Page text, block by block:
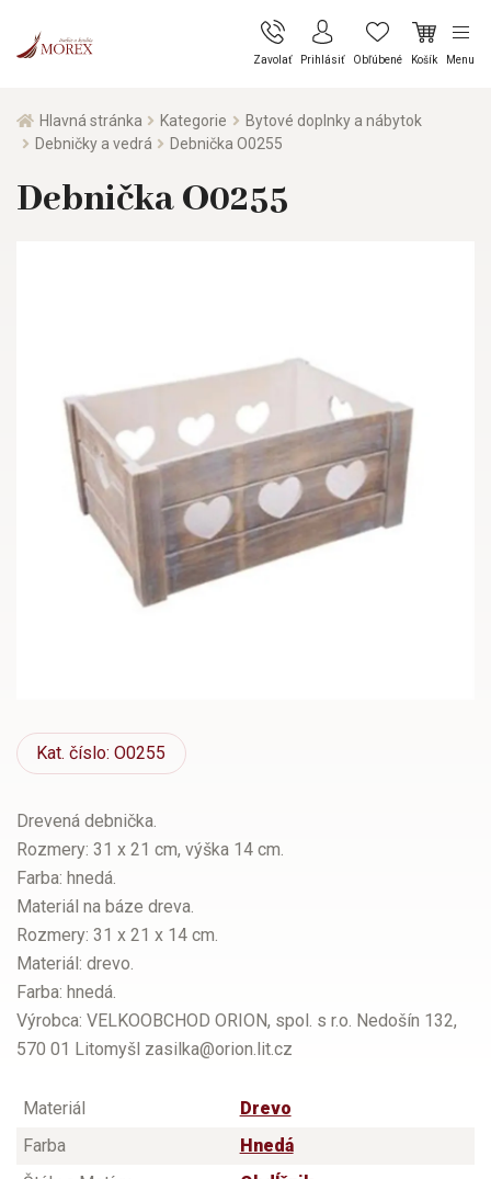
Zavolať Prihlásiť Obľúbené Košík Menu
Hlavná stránka Kategorie
Bytové doplnky a nábytok
Debničky a vedrá
Debnička O0255
Debnička O0255
Kat. číslo: O0255
Drevená debnička.
Rozmery: 31 x 21 cm, výška 14 cm.
Farba: hnedá.
Materiál na báze dreva.
Rozmery: 31 x 21 x 14 cm.
Materiál: drevo.
Farba: hnedá.
Výrobca: VELKOOBCHOD ORION, spol. s r.o. Nedošín 132,
570 01 Litomyšl zasilka@orion.lit.cz
Materiál
Drevo
Farba
Hnedá